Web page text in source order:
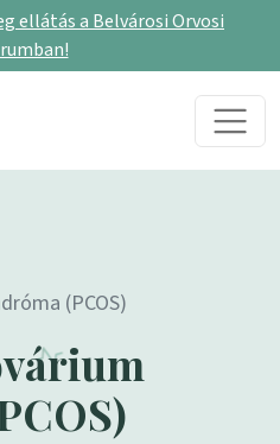
ellátás a Belvárosi Orvosi
(PCOS)